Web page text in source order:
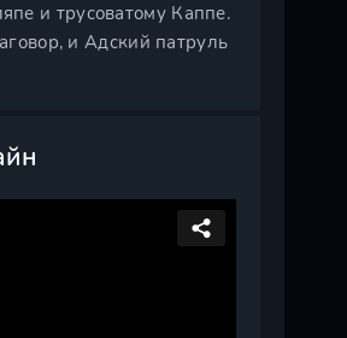
и трусоватому Каппе.
и Адский патруль